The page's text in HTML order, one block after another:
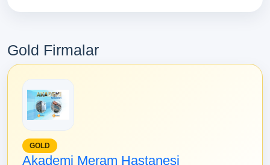
Gold Firmalar
GOLD
Akademi Meram Hastanesi